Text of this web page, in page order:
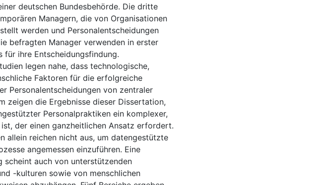
deutschen Bundesbehörde. Die dritte
Managern, die von Organisationen
werden und Personalentscheidungen
befragten Manager verwenden in erster
für ihre Entscheidungsfindung.
legen nahe, dass technologische,
Faktoren für die erfolgreiche
Personalentscheidungen von zentraler
zeigen die Ergebnisse dieser Dissertation,
Personalpraktiken ein komplexer,
der einen ganzheitlichen Ansatz erfordert.
allein reichen nicht aus, um datengestützte
angemessen einzuführen. Eine
scheint auch von unterstützenden
-kulturen sowie von menschlichen